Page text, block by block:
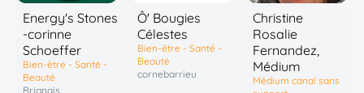
Energy's Stones
-corinne
Schoeffer
Bien-être - Santé -
Beauté
Brignais
Ô' Bougies
Célestes
Bien-être - Santé -
Beauté
cornebarrieu
Christine
Rosalie
Fernandez,
Médium
Médium canal sans